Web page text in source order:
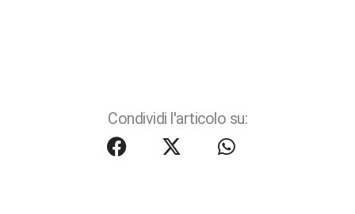
Condividi l'articolo su: